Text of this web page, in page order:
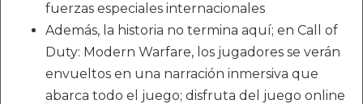
fuerzas especiales internacionales
Además, la historia no termina aquí; en Call of
Duty: Modern Warfare, los jugadores se verán
envueltos en una narración inmersiva que
abarca todo el juego; disfruta del juego online